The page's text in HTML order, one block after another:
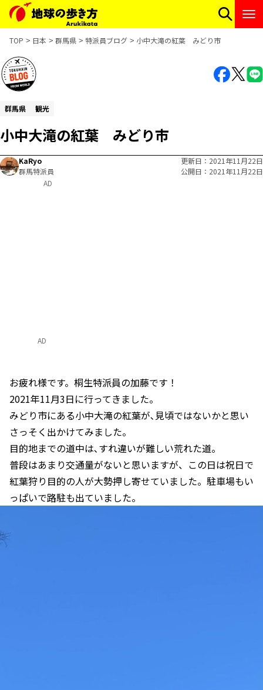
TOP 日本 群馬県 特派員ブログ 小中大滝の紅葉 みどり市
群馬県 観光
小中大滝の紅葉 みどり市
KaRyo
群馬特派員
更新日
2021年11月22日
公開日
2021年11月22日
AD
お疲れ様です。桐生特派員の加藤です！
2021年11月3日に行ってきました。
みどり市にある小中大滝の紅葉が､見頃ではないかと思い
さっそく出かけてみました。
目的地までの道中は､すれ違いが難しい荒れた道。
普段はあまり交通量がないと思いますが、この日は祝日で
紅葉狩り目的の人が大勢押し寄せていました。駐車場もい
っぱいで路駐も出ていました。
AD